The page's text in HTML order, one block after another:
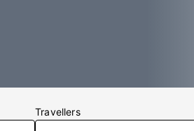
Travellers